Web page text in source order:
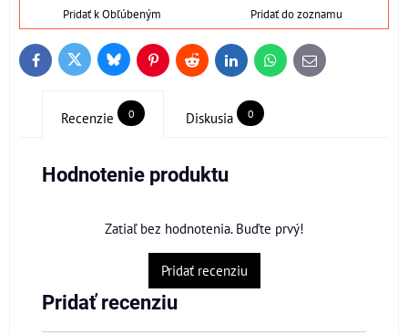
Pridať k Obľúbeným Pridať do zoznamu
FacebookTwitter BlueskyPinterestReddit LinkedInWhatsApp
E-
mail
Recenzie 0 Diskusia 0
Hodnotenie produktu
Zatiaľ bez hodnotenia. Buďte prvý!
Pridať recenziu
Pridať recenziu